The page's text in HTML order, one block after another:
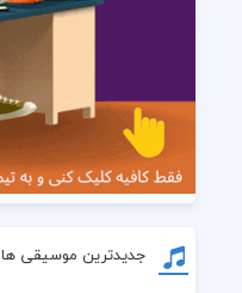
جدیدترین موسیقی ها